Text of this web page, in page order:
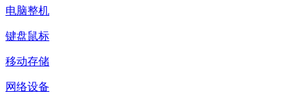
电脑整机
键盘鼠标
移动存储
网络设备